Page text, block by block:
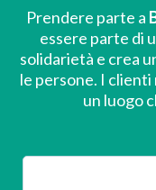
Prendere parte a
essere parte di
solidarietà e crea
le persone. I clienti
un luogo